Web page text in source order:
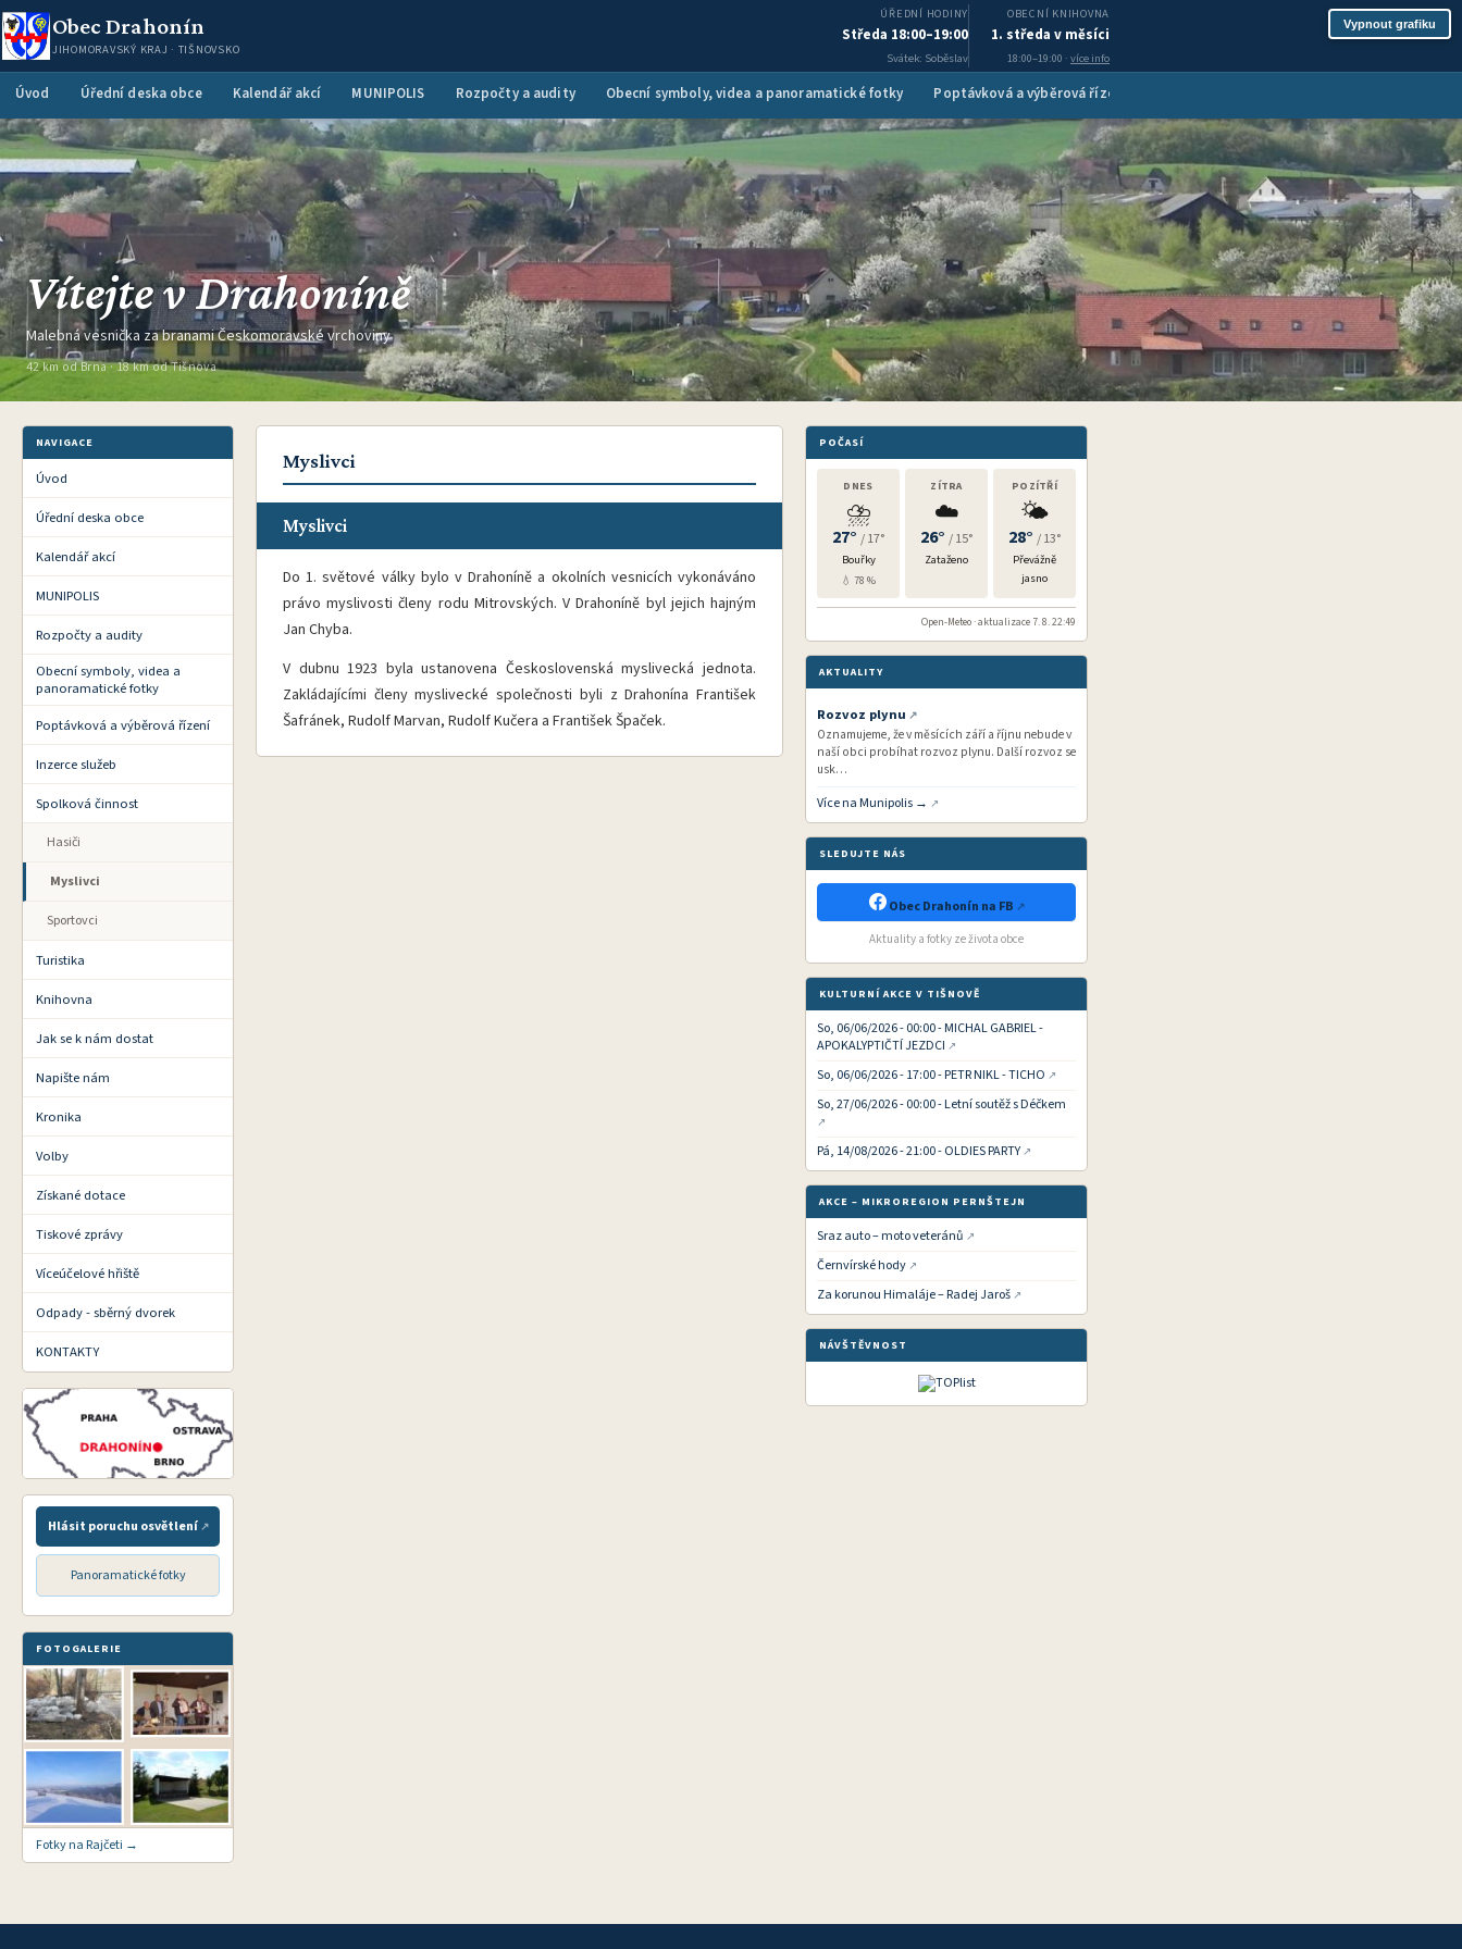
Vypnout grafiku
Obec Drahonín
JIHOMORAVSKÝ KRAJ · TIŠNOVSKO
ÚŘEDNÍ HODINY
Středa 18:00–19:00
Svátek: Soběslav
OBECNÍ KNIHOVNA
1. středa v měsíci
18:00–19:00 · více info
Úvod Úřední deska obce Kalendář akcí MUNIPOLIS Rozpočty a audity Obecní symboly, videa a panoramatické fotky Poptávková a výběrová řízení
Vítejte v Drahoníně
Malebná vesnička za branami Českomoravské vrchoviny
42 km od Brna · 18 km od Tišnova
NAVIGACE
Úvod
Úřední deska obce
Kalendář akcí
MUNIPOLIS
Rozpočty a audity
Obecní symboly, videa a
panoramatické fotky
Poptávková a výběrová řízení
Inzerce služeb
Spolková činnost
Hasiči
Myslivci
Sportovci
Turistika
Knihovna
Jak se k nám dostat
Napište nám
Kronika
Volby
Získané dotace
Tiskové zprávy
Víceúčelové hřiště
Odpady - sběrný dvorek
KONTAKTY
Hlásit poruchu osvětlení
Panoramatické fotky
FOTOGALERIE
Fotky na Rajčeti →
Myslivci
Myslivci
Do 1. světové války bylo v Drahoníně a okolních vesnicích vykonáváno
právo myslivosti členy rodu Mitrovských. V Drahoníně byl jejich hajným
Jan Chyba.
V dubnu 1923 byla ustanovena Československá myslivecká jednota.
Zakládajícími členy myslivecké společnosti byli z Drahonína František
Šafránek, Rudolf Marvan, Rudolf Kučera a František Špaček.
POČASÍ
DNES
⛈️
27° / 17°
Bouřky
💧 78 %
ZÍTRA
☁️
26° / 15°
Zataženo
POZÍTŘÍ
🌤️
28° / 13°
Převážně
jasno
Open-Meteo · aktualizace 7. 8. 22:49
AKTUALITY
Rozvoz plynu
Oznamujeme, že v měsících září a říjnu nebude v
naší obci probíhat rozvoz plynu. Další rozvoz se
usk…
Více na Munipolis →
SLEDUJTE NÁS
Obec Drahonín na FB
Aktuality a fotky ze života obce
KULTURNÍ AKCE V TIŠNOVĚ
So, 06/06/2026 - 00:00 - MICHAL GABRIEL -
APOKALYPTIČTÍ JEZDCI
So, 06/06/2026 - 17:00 - PETR NIKL - TICHO
So, 27/06/2026 - 00:00 - Letní soutěž s Déčkem
Pá, 14/08/2026 - 21:00 - OLDIES PARTY
AKCE – MIKROREGION PERNŠTEJN
Sraz auto – moto veteránů
Černvírské hody
Za korunou Himaláje – Radej Jaroš
NÁVŠTĚVNOST